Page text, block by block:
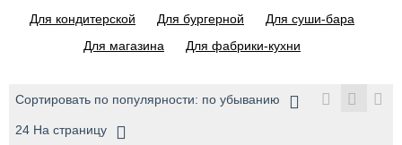
Для кондитерской
Для бургерной
Для суши-бара
Для магазина
Для фабрики-кухни
Сортировать по популярности: по убыванию
24 На страницу